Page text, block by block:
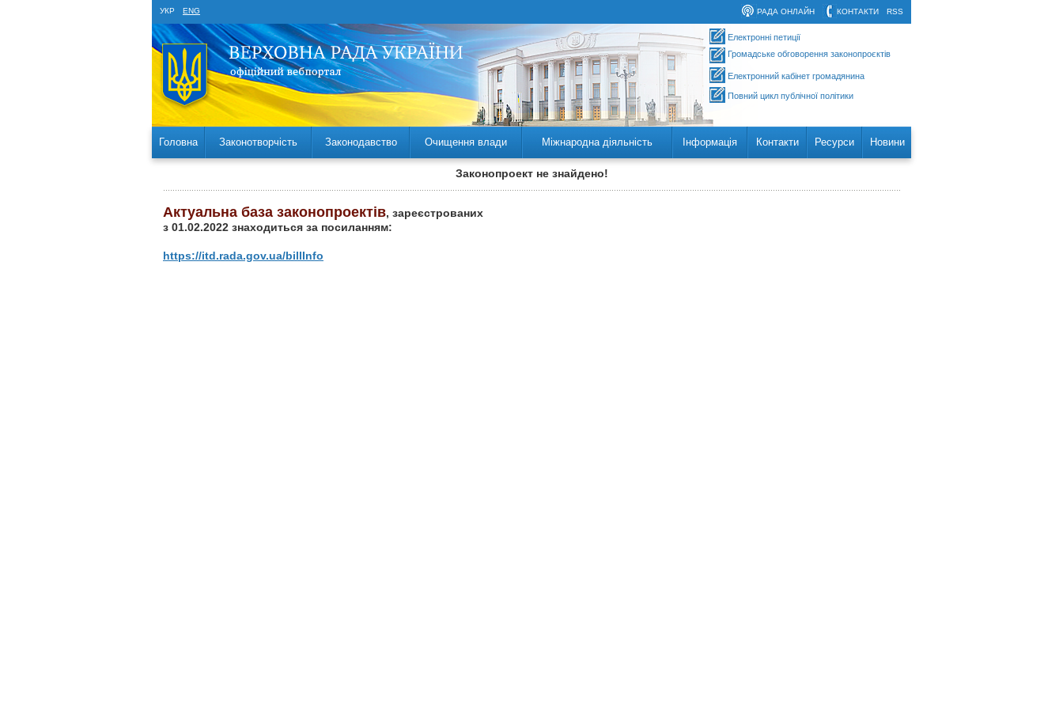
УКР ENG RSS
КОНТАКТИ
РАДА ОНЛАЙН
Електронні петиції
Громадське обговорення законопроєктів
Електронний кабінет громадянина
Повний цикл публічної політики
Головна Законотворчість Законодавство Очищення влади Міжнародна діяльність Інформація Контакти Ресурси Новини
Законопроект не знайдено!
Актуальна база законопроектів, зареєстрованих
з 01.02.2022 знаходиться за посиланням:
https://itd.rada.gov.ua/billInfo